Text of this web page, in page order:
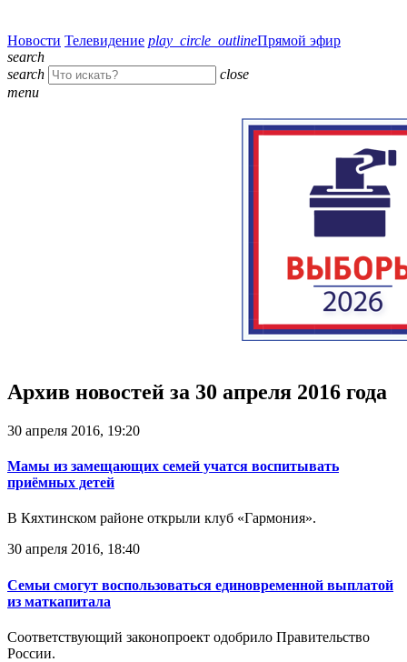
Новости Телевидение play_circle_outlineПрямой эфир
search
search
close
menu
Архив новостей за 30 апреля 2016 года
30 апреля 2016, 19:20
Мамы из замещающих семей учатся воспитывать
приёмных детей
В Кяхтинском районе открыли клуб «Гармония».
30 апреля 2016, 18:40
Семьи смогут воспользоваться единовременной выплатой
из маткапитала
Соответствующий законопроект одобрило Правительство
России.